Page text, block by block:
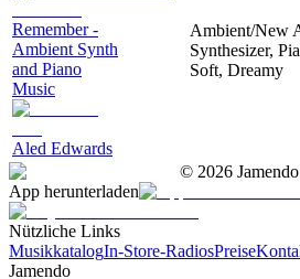
Remember -
Ambient Synth
and Piano
Music
Aled Edwards
Ambient/New
Synthesizer,
Soft, Dreamy
© 2026
App herunterladen
Nützliche Links
MusikkatalogIn-Store-RadiosPreise
Jamendo